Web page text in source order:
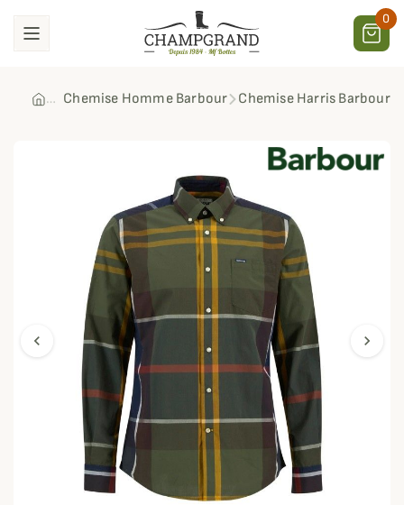
0
Chemise Homme Barbour Chemise Harris Barbour
chevron_left chevron_right